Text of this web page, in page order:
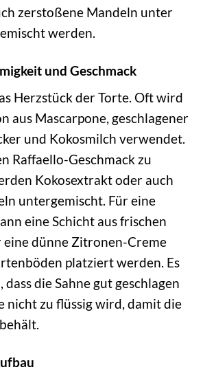
zerstoßene Mandeln unter
werden.
und Geschmack
Herzstück der Torte. Oft wird
aus Mascarpone, geschlagener
und Kokosmilch verwendet.
Raffaello-Geschmack zu
Kokosextrakt oder auch
untergemischt. Für eine
eine Schicht aus frischen
eine dünne Zitronen-Creme
platziert werden. Es
die Sahne gut geschlagen
nicht zu flüssig wird, damit die